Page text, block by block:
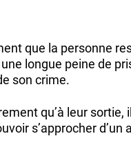
que la personne
longue peine de
son crime.
qu’à leur sortie,
s’approcher d’un